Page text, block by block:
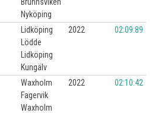
Nyköping
Lidköping
Lödde
Lidköping
Kungälv
2022 02:09:89
Waxholm
Fagervik
Waxholm
2022 02:10:42